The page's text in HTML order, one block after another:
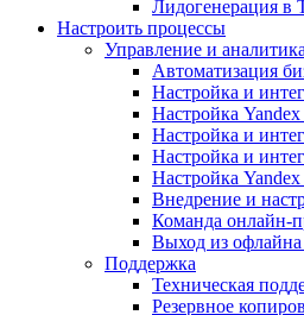
Лидогенерация в
Настроить процессы
Управление и аналитика
Автоматизация
Настройка и
Настройка
Настройка и
Настройка и
Настройка
Внедрение и
Команда онлайн-
Выход из
Поддержка
Техническая
Резервное